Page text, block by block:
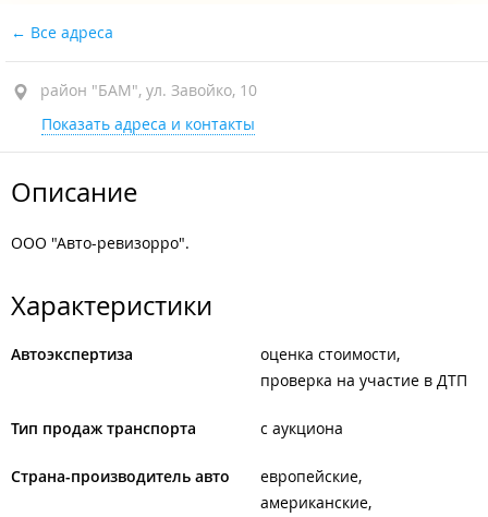
Все адреса
район "БАМ", ул. Завойко, 10
Показать адреса и контакты
Описание
ООО "Авто-ревизорро".
Характеристики
Автоэкспертиза
оценка стоимости
проверка на участие в ДТП
Тип продаж транспорта с аукциона
Страна-производитель авто
европейские
американские